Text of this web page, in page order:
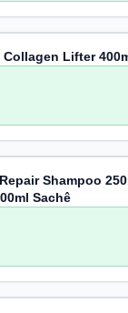
Lifter
Shampoo
Sachê